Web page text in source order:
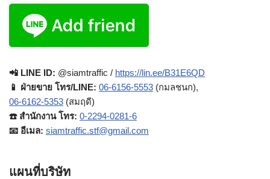
📲 LINE ID: @siamtraffic / https://lin.ee/B31E6QD
📱 ฝ่ายขาย โทร/LINE: 06-6156-5553 (กมลชนก),
06-6162-5353 (สมฤดี)
☎️ สำนักงาน โทร: 0-2294-0281-6
📧 อีเมล: siamtraffic.stf@gmail.com
แผนที่บริษัท